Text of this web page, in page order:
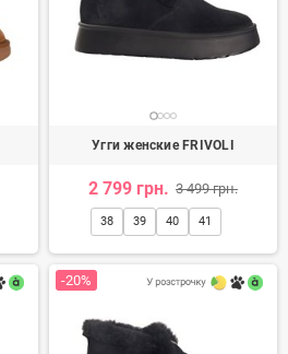
Угги женские FRIVOLI
2 799 грн. 3 499 грн.
38 39 40 41
-20%